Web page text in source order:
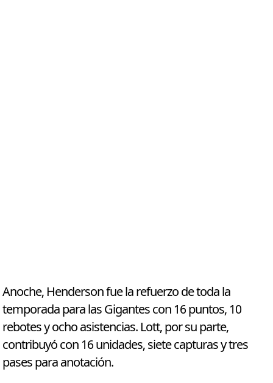
Anoche, Henderson fue la refuerzo de toda la
temporada para las Gigantes con 16 puntos, 10
rebotes y ocho asistencias. Lott, por su parte,
contribuyó con 16 unidades, siete capturas y tres
pases para anotación.